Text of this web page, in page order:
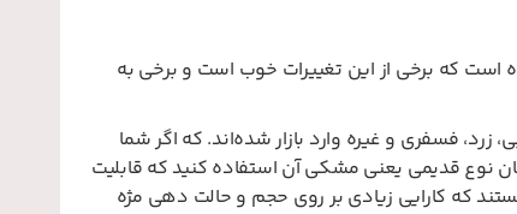
است که برخی از این تغییرات خوب است و برخی به
فسفری و غیره وارد بازار شده‌اند. که اگر شما
نوع قدیمی یعنی مشکی آن استفاده کنید که قابلیت
که کارایی زیادی بر روی حجم و حالت دهی مژه